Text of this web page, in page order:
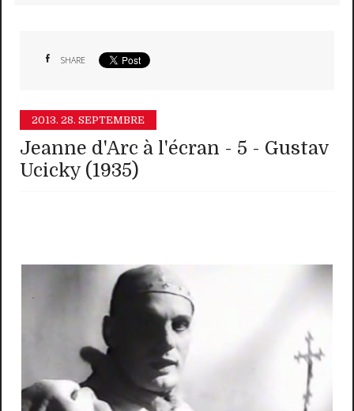
SHARE
2013. 28. SEPTEMBRE
Jeanne d'Arc à l'écran - 5 - Gustav
Ucicky (1935)